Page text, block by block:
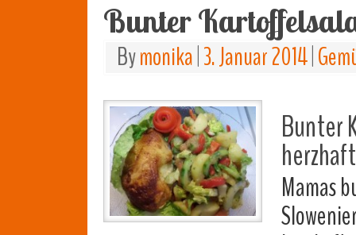
Bunter
Bymonika 3. Januar 2014
Bunter
Mamas